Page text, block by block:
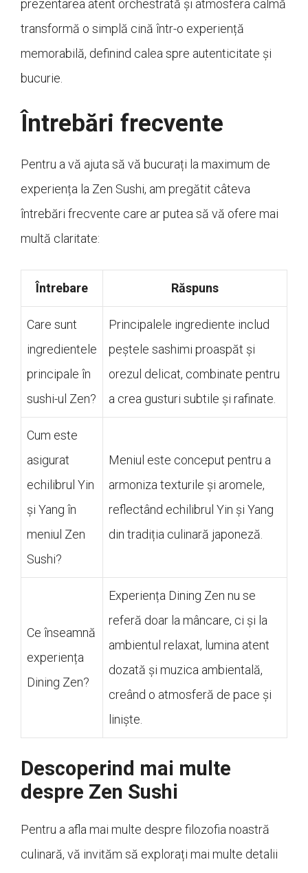
prezentarea atent orchestrată și atmosfera calmă
transformă o simplă cină într-o experiență
memorabilă, definind calea spre autenticitate și
bucurie.
Întrebări frecvente
Pentru a vă ajuta să vă bucurați la maximum de
experiența la Zen Sushi, am pregătit câteva
întrebări frecvente care ar putea să vă ofere mai
multă claritate:
Întrebare Răspuns
Care sunt
ingredientele
principale în
sushi-ul Zen?
Principalele ingrediente includ
peștele sashimi proaspăt și
orezul delicat, combinate pentru
a crea gusturi subtile și rafinate.
Cum este
asigurat
echilibrul Yin
și Yang în
meniul Zen
Sushi?
Meniul este conceput pentru a
armoniza texturile și aromele,
reflectând echilibrul Yin și Yang
din tradiția culinară japoneză.
Ce înseamnă
experiența
Dining Zen?
Experiența Dining Zen nu se
referă doar la mâncare, ci și la
ambientul relaxat, lumina atent
dozată și muzica ambientală,
creând o atmosferă de pace și
liniște.
Descoperind mai multe
despre Zen Sushi
Pentru a afla mai multe despre filozofia noastră
culinară, vă invităm să explorați mai multe detalii